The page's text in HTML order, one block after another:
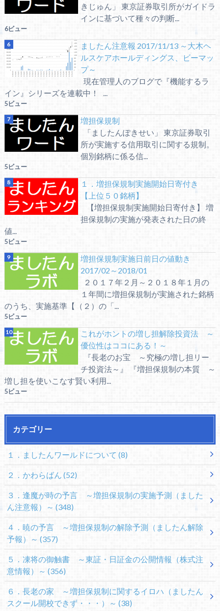
きじゅん」 東京証券取引所がガイドラ
インに基づいて種々の判断...
6ビュー
ましたん注意報 2017/11/13 ～大木ヘ
ルスケアホールディングス、ビーマッ
プ～
現在管理人のブログで『機能するラ
イン』シリーズを連載中！ ...
5ビュー
増担保規制
「ましたんぽきせい」 東京証券取引
所が実施する信用取引に関する規制。
個別銘柄に係る信...
5ビュー
１．増担保規制実施開始日寄付き
【上位５０銘柄】
【増担保規制実施開始日寄付き】 増
担保規制の実施が発表された日の終
値...
5ビュー
増担保規制実施日前日の値動き
2017/02～2018/01
２０１７年２月～２０１８年１月の
１年間に増担保規制が実施された銘柄
のうち、実施基準【（２）の「...
5ビュー
これがホントの増し担解除投資法 ～
優位性はココにある！～
『長老のお宝 ～究極の増し担リー
チ投資法～』 『増担保規制の本質 ～
増し担を使いこなす賢い利用...
5ビュー
カテゴリー
１．ましたんワールドについて (8)
２．かわらばん (52)
３．逢魔が時の予言 ～増担保規制の実施予測（ました
ん注意報）～ (348)
４．暁の予言 ～増担保規制の解除予測（ましたん解除
予報）～ (357)
５．凍将の御触書 ～東証・日証金の公開情報（株式注
意情報）～ (356)
６．長老の家 ～増担保規制に関するイロハ（ましたん
スクール開校できず・・・）～ (38)